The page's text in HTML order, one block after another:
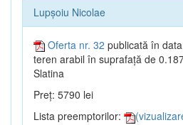
Lupșoiu Nicolae
Oferta nr. 32 publicată în
teren arabil în suprafață de
Slatina
Preț: 5790 lei
Lista preemptorilor: